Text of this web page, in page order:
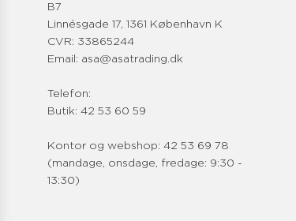
B7
Linnésgade 17, 1361 København K
CVR: 33865244
Email: asa@asatrading.dk
Telefon:
Butik: 42 53 60 59
Kontor og webshop: 42 53 69 78
(mandage, onsdage, fredage: 9:30 -
13:30)